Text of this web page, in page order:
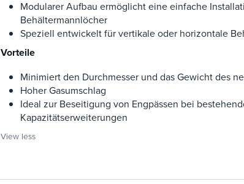
Modularer Aufbau ermöglicht eine einfache
Behältermannlöcher
Speziell entwickelt für vertikale oder horizontale
Vorteile
Minimiert den Durchmesser und das Gewicht des
Hoher Gasumschlag
Ideal zur Beseitigung von Engpässen bei
Kapazitätserweiterungen
View less